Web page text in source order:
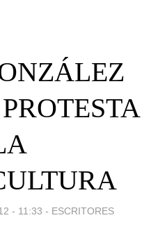
- 11:33 - ESCRITORES